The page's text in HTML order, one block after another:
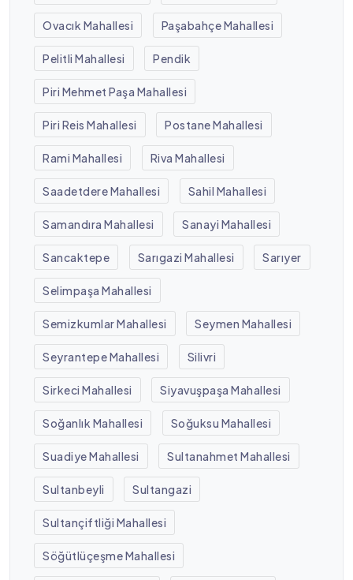
Ovacık Mahallesi Paşabahçe Mahallesi
Pelitli Mahallesi Pendik
Piri Mehmet Paşa Mahallesi
Piri Reis Mahallesi Postane Mahallesi
Rami Mahallesi Riva Mahallesi
Saadetdere Mahallesi Sahil Mahallesi
Samandıra Mahallesi Sanayi Mahallesi
Sancaktepe Sarıgazi Mahallesi Sarıyer
Selimpaşa Mahallesi
Semizkumlar Mahallesi Seymen Mahallesi
Seyrantepe Mahallesi Silivri
Sirkeci Mahallesi Siyavuşpaşa Mahallesi
Soğanlık Mahallesi Soğuksu Mahallesi
Suadiye Mahallesi Sultanahmet Mahallesi
Sultanbeyli Sultangazi
Sultançiftliği Mahallesi
Söğütlüçeşme Mahallesi